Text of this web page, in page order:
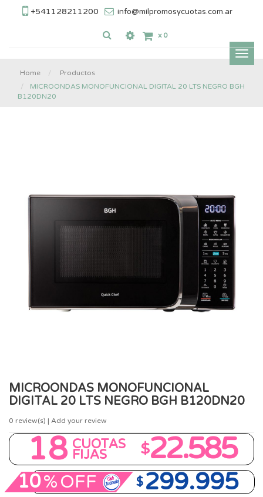
+541128211200 info@milpromosycuotas.com.ar
x 0
Home
Productos
MICROONDAS MONOFUNCIONAL DIGITAL 20 LTS NEGRO BGH
B120DN20
MICROONDAS MONOFUNCIONAL
DIGITAL 20 LTS NEGRO BGH B120DN20
0 review(s) | Add your review
18 CUOTAS
FIJAS $22.585
10%OFF $ 299.995